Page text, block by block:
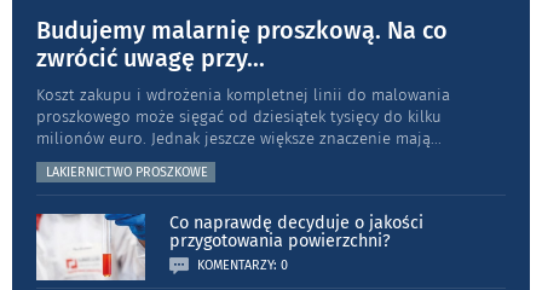
Budujemy malarnię proszkową. Na co
zwrócić uwagę przy...
Koszt zakupu i wdrożenia kompletnej linii do malowania
proszkowego może sięgać od dziesiątek tysięcy do kilku
milionów euro. Jednak jeszcze większe znaczenie mają...
LAKIERNICTWO PROSZKOWE
Co naprawdę decyduje o jakości
przygotowania powierzchni?
KOMENTARZY: 0